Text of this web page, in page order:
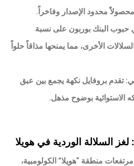
محصولاً محدود الإصدار وفاخراً.
حبوب البنك بوربون على نسبة
الأخرى، مما يمنحها مذاقاً حلواً
تقدم بروفايل نكهة يجمع بين عبق
الاستوائية بوضوح مذهل.
السلالة الوردية في هويلا
منطقة “هويلا” الكولومبية،